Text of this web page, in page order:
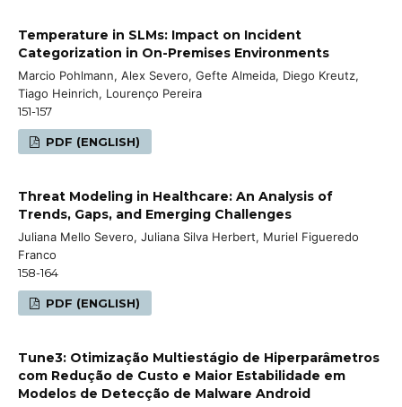
Temperature in SLMs: Impact on Incident
Categorization in On-Premises Environments
Marcio Pohlmann, Alex Severo, Gefte Almeida, Diego Kreutz,
Tiago Heinrich, Lourenço Pereira
151-157
PDF (ENGLISH)
Threat Modeling in Healthcare: An Analysis of
Trends, Gaps, and Emerging Challenges
Juliana Mello Severo, Juliana Silva Herbert, Muriel Figueredo
Franco
158-164
PDF (ENGLISH)
Tune3: Otimização Multiestágio de Hiperparâmetros
com Redução de Custo e Maior Estabilidade em
Modelos de Detecção de Malware Android